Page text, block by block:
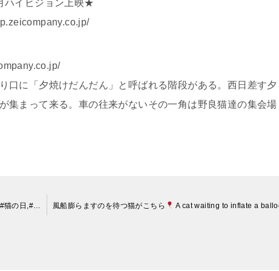
ハイビジョン上映★
口に「夕焼けだんだん」と呼ばれる階段がある。西日差す夕
集まって来る。車の往来がないその一角は野良猫達の集会場
くつろぐ猫クロちゃん // Kuro the relaxing cat #猫,#黒白猫,#猫の日,#cat,#HappyCaturday,#OreoCat 風船膨らますのを待つ猫がこちら A cat waiting to inflate a balloon【可愛い猫･cute